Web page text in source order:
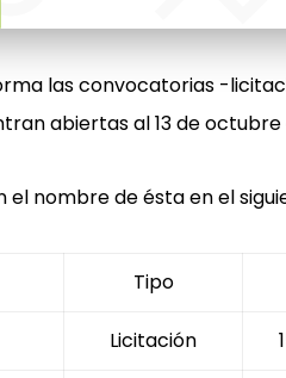
las convocatorias -
abiertas al 13 de octubre
nombre de ésta en el
Tipo
Licitación